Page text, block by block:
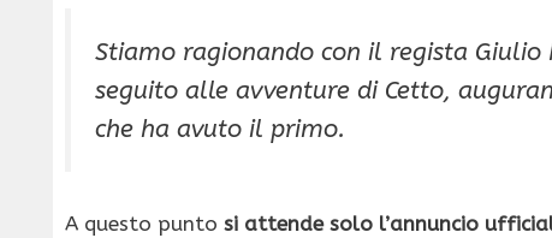
Stiamo ragionando con il regista Giulio
seguito alle avventure di Cetto,
che ha avuto il primo.
A questo punto si attende solo l’annuncio